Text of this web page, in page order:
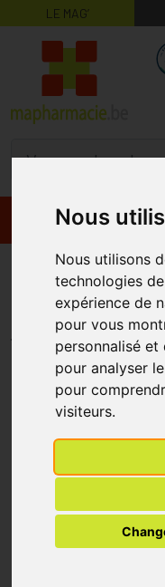
Nous
Nous utilisons
technologies
expérience de
pour vous
personnalisé
pour analyser
pour
visiteurs.
LE MAG’
Promos
Difrax
2pack
DIFRAX